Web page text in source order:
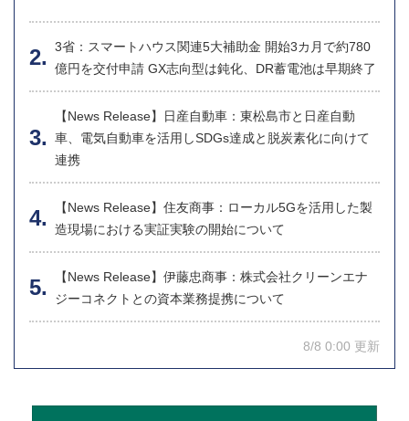
3省：スマートハウス関連5大補助金 開始3カ月で約780
億円を交付申請 GX志向型は鈍化、DR蓄電池は早期終了
【News Release】日産自動車：東松島市と日産自動
車、電気自動車を活用しSDGs達成と脱炭素化に向けて
連携
【News Release】住友商事：ローカル5Gを活用した製
造現場における実証実験の開始について
【News Release】伊藤忠商事：株式会社クリーンエナ
ジーコネクトとの資本業務提携について
8/8 0:00 更新